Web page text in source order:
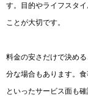
す。目的やライフスタ
ことが大切です。
料金の安さだけで決め
分な場合もあります。
といったサービス面も